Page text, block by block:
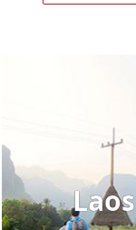
Laos